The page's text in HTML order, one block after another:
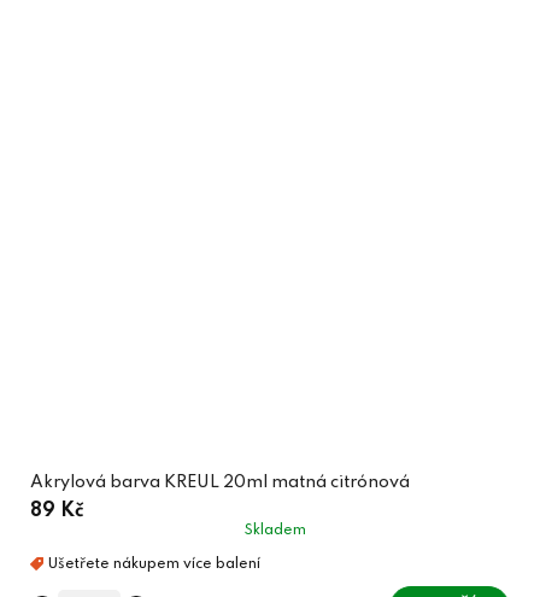
Akrylová barva KREUL 20ml matná citrónová
89 Kč
Skladem